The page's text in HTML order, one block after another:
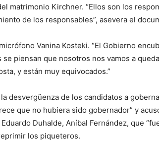
matrimonio Kirchner. “Ellos son los
de los responsables”, asevera el
Vanina Kosteki. “El Gobierno
se piensan que nosotros nos vamos a
y están muy equivocados.”
desvergüenza de los candidatos a
que no hubiera sido gobernador” y
Duhalde, Aníbal Fernández, que
los piqueteros.